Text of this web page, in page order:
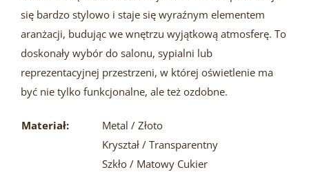
się bardzo stylowo i staje się wyraźnym elementem
aranżacji, budując we wnętrzu wyjątkową atmosferę. To
doskonały wybór do salonu, sypialni lub
reprezentacyjnej przestrzeni, w której oświetlenie ma
być nie tylko funkcjonalne, ale też ozdobne.
Materiał:
Metal / Złoto
Kryształ / Transparentny
Szkło / Matowy Cukier